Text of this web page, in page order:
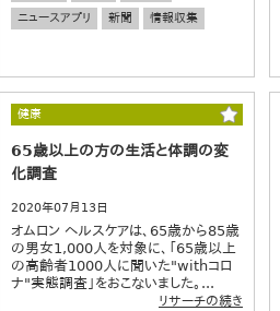
ニュースアプリ
新聞 情報収集
健康
65歳以上の方の生活と体調の変
化調査
2020年07月13日
オムロン ヘルスケアは、65歳から85歳
の男女1,000人を対象に、「65歳以上
の高齢者1000人に聞いた"withコロ
ナ"実態調査」をおこないました。...
リサーチの続き